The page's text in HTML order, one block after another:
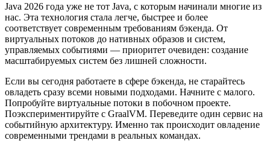
Java 2026 года уже не тот Java, с которым начинали многие из
нас. Эта технология стала легче, быстрее и более
соответствует современным требованиям бэкенда. От
виртуальных потоков до нативных образов и систем,
управляемых событиями — приоритет очевиден: создание
масштабируемых систем без лишней сложности.
Если вы сегодня работаете в сфере бэкенда, не старайтесь
овладеть сразу всеми новыми подходами. Начните с малого.
Попробуйте виртуальные потоки в побочном проекте.
Поэкспериментируйте с GraalVM. Переведите один сервис на
событийную архитектуру. Именно так происходит овладение
современными трендами в реальных командах.